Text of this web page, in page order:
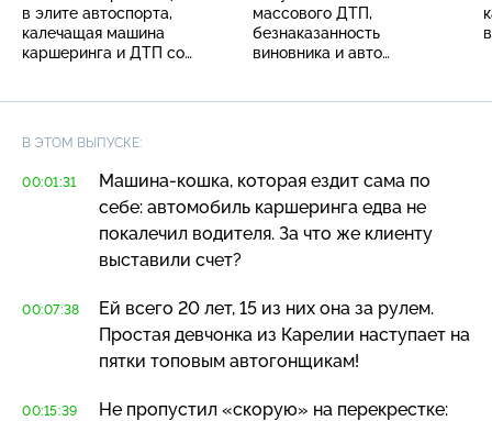
в элите автоспорта,
калечащая машина
каршеринга и ДТП со
массового ДТП,
безнаказанность
виновника и авто
В ЭТОМ ВЫПУСКЕ:
00:01:31 Машина-кошка, которая ездит сама по
себе: автомобиль каршеринга едва не
покалечил водителя. За что же клиенту
выставили счет?
00:07:38
Ей всего 20 лет, 15 из них она за рулем.
Простая девчонка из Карелии наступает на
пятки топовым автогонщикам!
00:15:39
Не пропустил «скорую» на перекрестке: